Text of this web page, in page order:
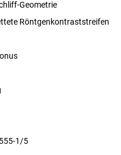
Geometrie
Röntgenkontraststreifen
1/5